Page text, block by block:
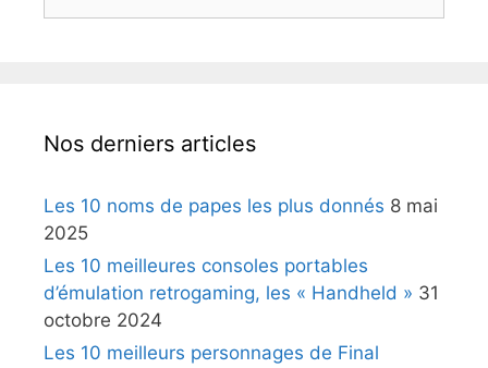
Nos derniers articles
Les 10 noms de papes les plus donnés 8 mai
2025
Les 10 meilleures consoles portables
d’émulation retrogaming, les « Handheld » 31
octobre 2024
Les 10 meilleurs personnages de Final